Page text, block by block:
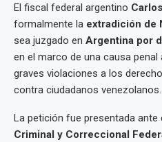
El fiscal federal argentino
formalmente la extradición de
sea juzgado en Argentina por
en el marco de una causa
graves violaciones a los
contra ciudadanos venezolanos.
La petición fue presentada ante
Criminal y Correccional